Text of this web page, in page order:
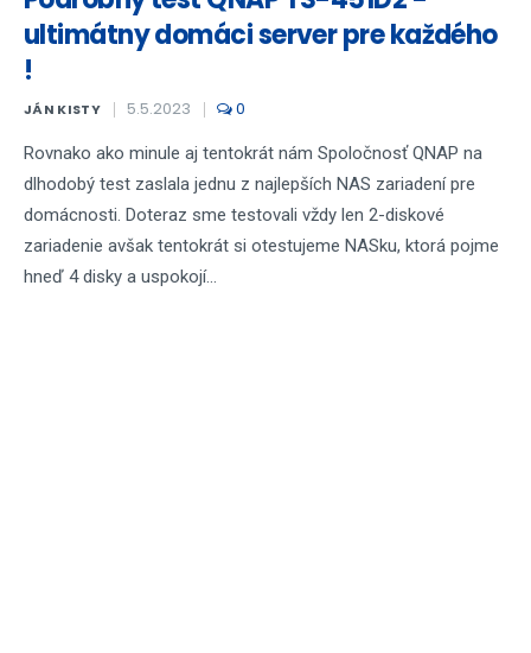
ultimátny domáci server pre každého
!
JÁN KISTY 5.5.2023 0
Rovnako ako minule aj tentokrát nám Spoločnosť QNAP na
dlhodobý test zaslala jednu z najlepších NAS zariadení pre
domácnosti. Doteraz sme testovali vždy len 2-diskové
zariadenie avšak tentokrát si otestujeme NASku, ktorá pojme
hneď 4 disky a uspokojí...